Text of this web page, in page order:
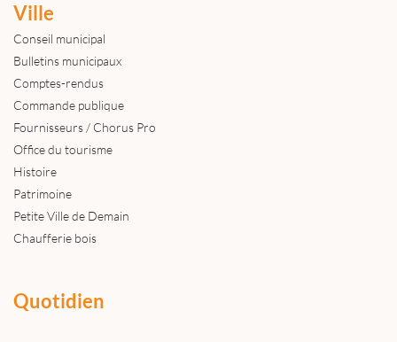
Ville
Conseil municipal
Bulletins municipaux
Comptes-rendus
Commande publique
Fournisseurs / Chorus Pro
Office du tourisme
Histoire
Patrimoine
Petite Ville de Demain
Chaufferie bois
Quotidien